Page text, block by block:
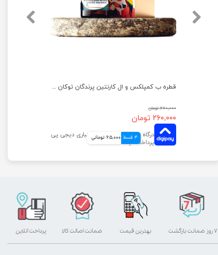
قطره ب کمپلکس و ال کارنتین پرندگان توکان حجم ۳۰ میلی لیتر
۲۷۰,۰۰۰ تومان
۲۶۰,۰۰۰ تومان
4 قسط 65,000 تومانی
بهترین قیمت پرداخت آنلاین ۷ روز ضمانت بازگشت ضمانت اصالت کالا